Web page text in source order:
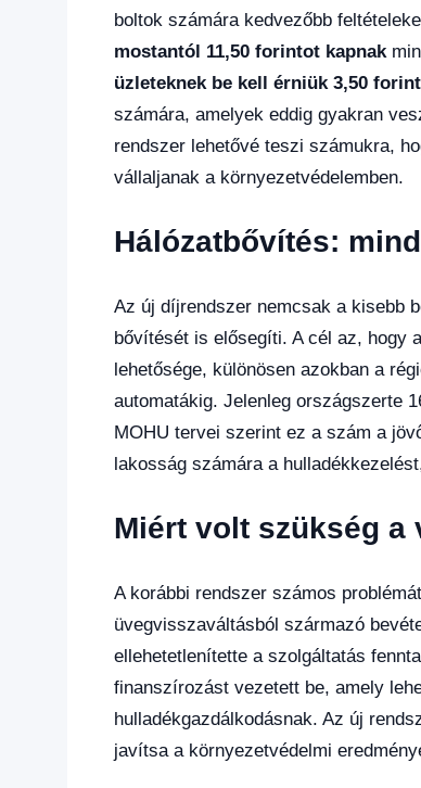
boltok számára kedvezőbb
mostantól 11,50 forintot kapnak
üzleteknek be kell érniük 3,50
számára, amelyek eddig gyakran
rendszer lehetővé teszi számukra,
vállaljanak a környezetvédelemben.
Hálózatbővítés:
Az új díjrendszer nemcsak a kisebb
bővítését is elősegíti. A cél az, hogy
lehetősége, különösen azokban a
automatákig. Jelenleg országszerte
MOHU tervei szerint ez a szám a
lakosság számára a
Miért volt szükség a
A korábbi rendszer számos
üvegvisszaváltásból származó
ellehetetlenítette a szolgáltatás
finanszírozást vezetett be, amely
hulladékgazdálkodásnak. Az új
javítsa a környezetvédelmi